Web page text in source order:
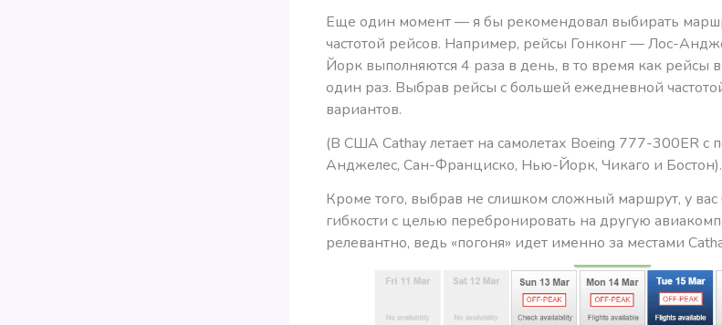
Еще один момент — я бы рекомендовал выбирать
частотой рейсов. Например, рейсы Гонконг — Лос-
Йорк выполняются 4 раза в день, в то время как рейсы
один раз. Выбрав рейсы с большей ежедневной
вариантов.
(В США Cathay летает на самолетах Boeing 777-300ER с
Анджелес, Сан-Франциско, Нью-Йорк, Чикаго и Бостон).
Кроме того, выбрав не слишком сложный маршрут, у вас
гибкости с целью перебронировать на другую
релевантно, ведь «погоня» идет именно за местами